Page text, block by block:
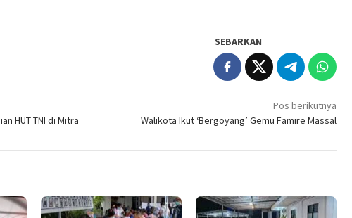
SEBARKAN
HUT TNI di Mitra
Pos berikutnya
Walikota Ikut ‘Bergoyang’ Gemu Famire Massal